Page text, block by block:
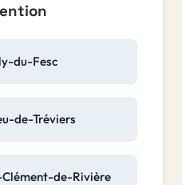
du-Fesc
de-Tréviers
de-Rivière